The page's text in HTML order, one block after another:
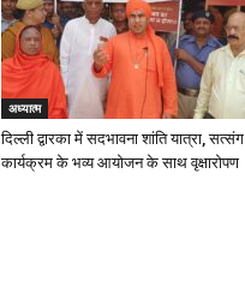
अध्यात्म
दिल्ली द्वारका में सदभावना शांति यात्रा, सत्संग
कार्यक्रम के भव्य आयोजन के साथ वृक्षारोपण